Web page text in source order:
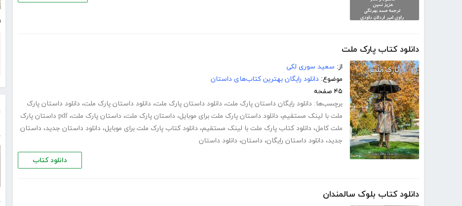
دانلود کتاب پارک ملت
از: سعید سوری لکی
موضوع: دانلود رایگان بهترین کتاب‌های داستان
۴۵ صفحه
برچسب‌ها: دانلود رایگان داستان پارک ملت، دانلود داستان پارک ملت، دانلود داستان پارک ملت، دانلود داستان پارک
ملت با لینک مستقیم، دانلود داستان پارک ملت برای موبایل، داستان پارک ملت، داستان پارک ملت،
pdf داستان پارک
ملت کامل، دانلود کتاب پارک ملت با لینک مستقیم، دانلود کتاب پارک ملت برای موبایل، دانلود داستان جدید، داستان
جدید، دانلود داستان رایگان، داستان، دانلود داستان
دانلود کتاب
دانلود کتاب بلوک سالمندان